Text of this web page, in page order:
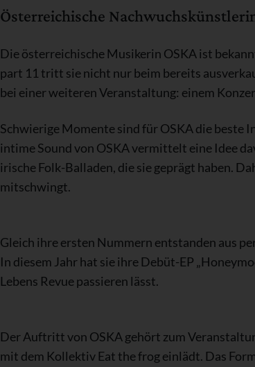
Österreichische
Die österreichische Musikerin OSKA ist
part 11 tritt sie nicht nur beim bereits
bei einer weiteren Veranstaltung: einem
Schwierige Momente sind für OSKA die beste
intime Sound von OSKA vermittelt eine Idee
irische Folk-Balladen, die sie geprägt haben.
mitschwingt.
Gleich ihre ersten Nummern entstanden aus
In diesem Jahr hat sie ihre Debüt-EP
Lebens Revue passieren lässt.
Der Auftritt von OSKA gehört zum
mit dem Kollektiv Eat the frog einlädt. Das